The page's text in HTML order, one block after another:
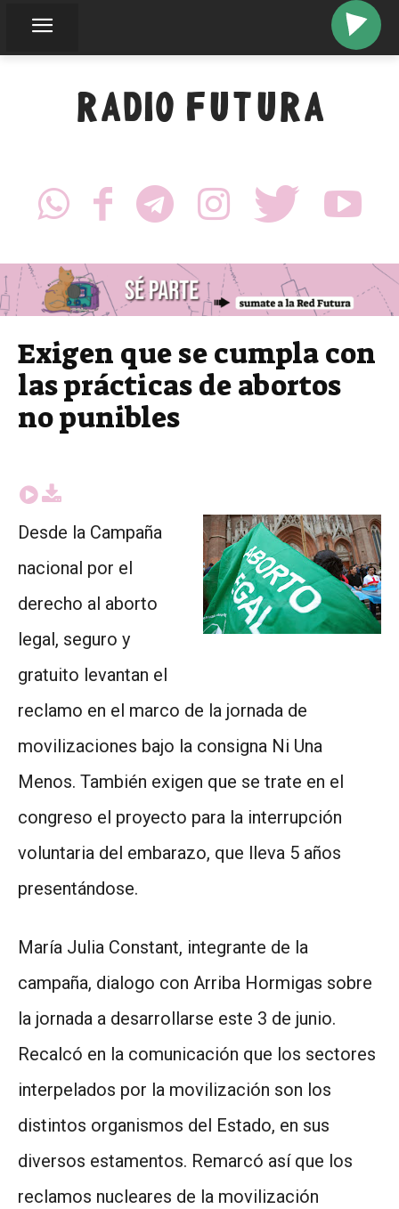
RADIO FUTURA
Exigen que se cumpla con
las prácticas de abortos
no punibles
Desde la Campaña
nacional por el
derecho al aborto
legal, seguro y
gratuito levantan el
reclamo en el marco de la jornada de
movilizaciones bajo la consigna Ni Una
Menos. También exigen que se trate en el
congreso el proyecto para la interrupción
voluntaria del embarazo, que lleva 5 años
presentándose.
María Julia Constant, integrante de la
campaña, dialogo con Arriba Hormigas sobre
la jornada a desarrollarse este 3 de junio.
Recalcó en la comunicación que los sectores
interpelados por la movilización son los
distintos organismos del Estado, en sus
diversos estamentos. Remarcó así que los
reclamos nucleares de la movilización